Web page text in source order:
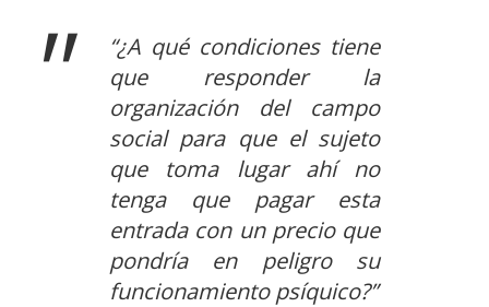
“¿A qué condiciones tiene
que responder la
organización del campo
social para que el sujeto
que toma lugar ahí no
tenga que pagar esta
entrada con un precio que
pondría en peligro su
funcionamiento psíquico?”